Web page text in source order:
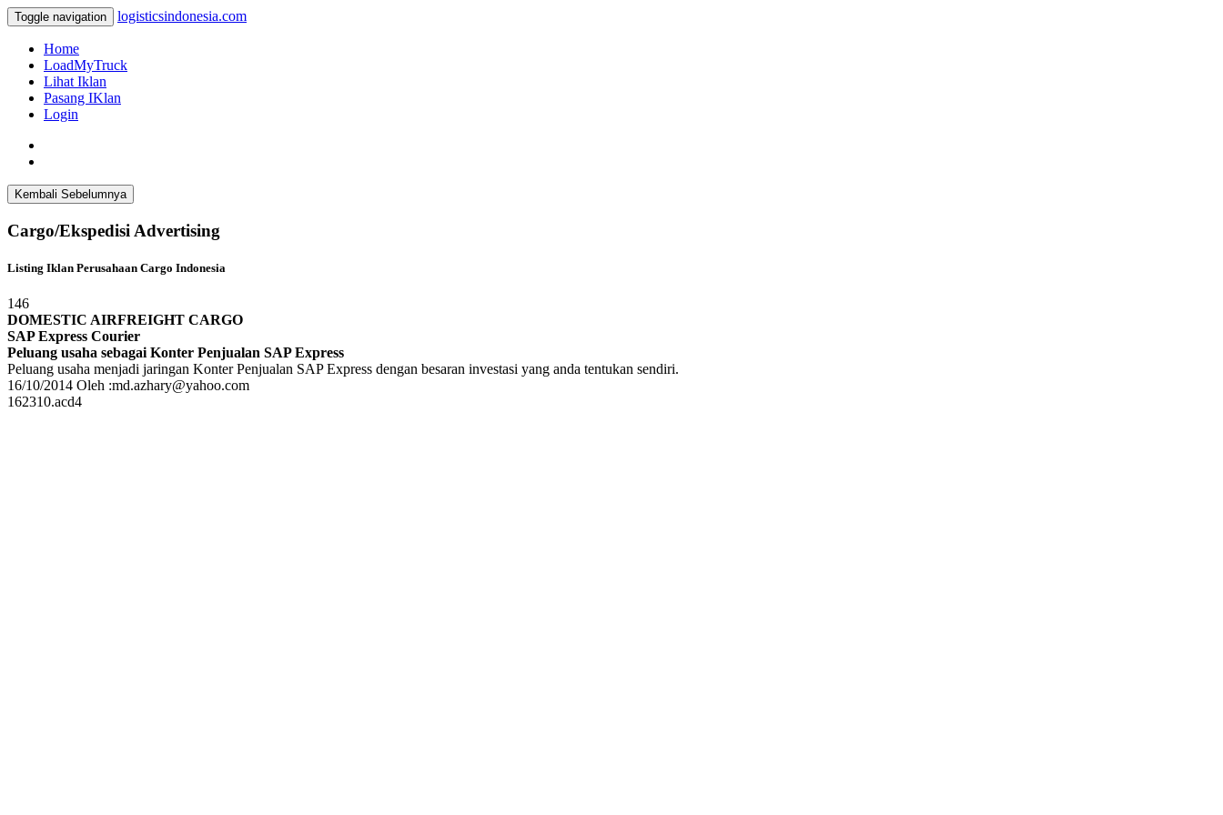
Toggle navigation logisticsindonesia.com
Home
LoadMyTruck
Lihat Iklan
Pasang IKlan
Login
Cargo/Ekspedisi Advertising
Listing Iklan Perusahaan Cargo Indonesia
146
DOMESTIC AIRFREIGHT CARGO
SAP Express Courier
Peluang usaha sebagai Konter Penjualan SAP Express
Peluang usaha menjadi jaringan Konter Penjualan SAP Express dengan besaran investasi yang anda tentukan sendiri.
16/10/2014 Oleh :md.azhary@yahoo.com
162310.acd4